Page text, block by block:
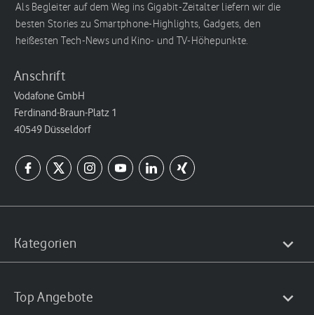
Als Begleiter auf dem Weg ins Gigabit-Zeitalter liefern wir die
besten Stories zu Smartphone-Highlights, Gadgets, den
heißesten Tech-News und Kino- und TV-Höhepunkte.
Anschrift
Vodafone GmbH
Ferdinand-Braun-Platz 1
40549 Düsseldorf
Kategorien
Top Angebote